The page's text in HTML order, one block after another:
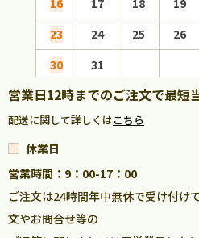
23
24 25 26
30
31
営業日12時までのご注文で最短
配送に関して詳しくはこちら
休業日
営業時間：9：00-17：00
ご注文は24時間年中無休で受け付け
文やお問合せ等の